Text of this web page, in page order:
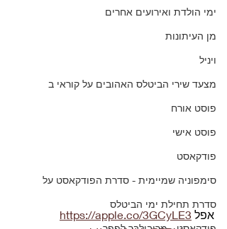
ימי הולדת ואירועים אחרים
מן העיתונות
ויניל
מצעד שירי הביטלס האהובים על קוראי ב
פוסט אורח
פוסט אישי
פודקאסט
סימפוניה שמיימית - סדרת הפודקאסט על
סדרת תחילת ימי הביטלס
אפל https://apple.co/3GCyLE3